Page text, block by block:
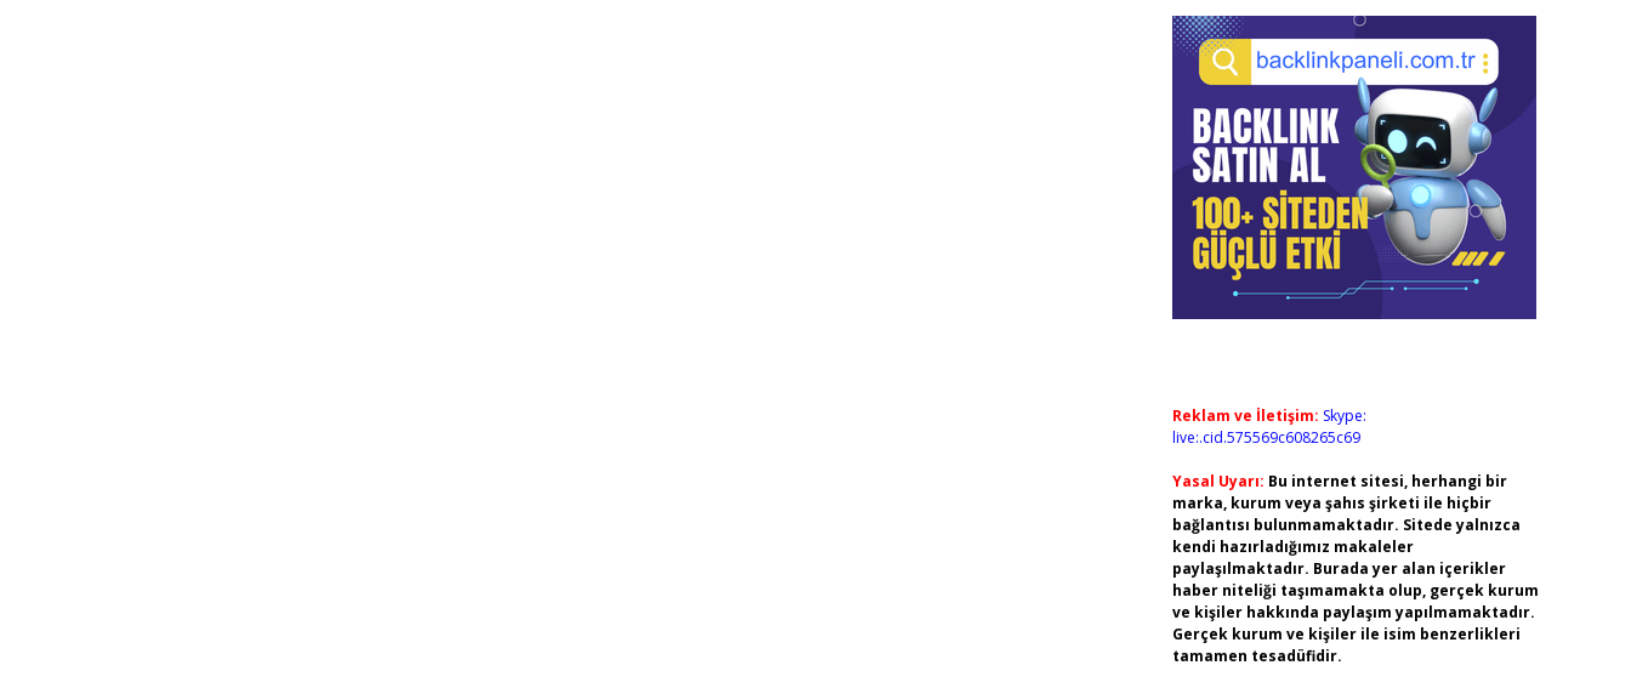
Reklam ve İletişim: Skype:
live:.cid.575569c608265c69
Yasal Uyarı: Bu internet sitesi, herhangi bir
marka, kurum veya şahıs şirketi ile hiçbir
bağlantısı bulunmamaktadır. Sitede yalnızca
kendi hazırladığımız makaleler
paylaşılmaktadır. Burada yer alan içerikler
haber niteliği taşımamakta olup, gerçek kurum
ve kişiler hakkında paylaşım yapılmamaktadır.
Gerçek kurum ve kişiler ile isim benzerlikleri
tamamen tesadüfidir.